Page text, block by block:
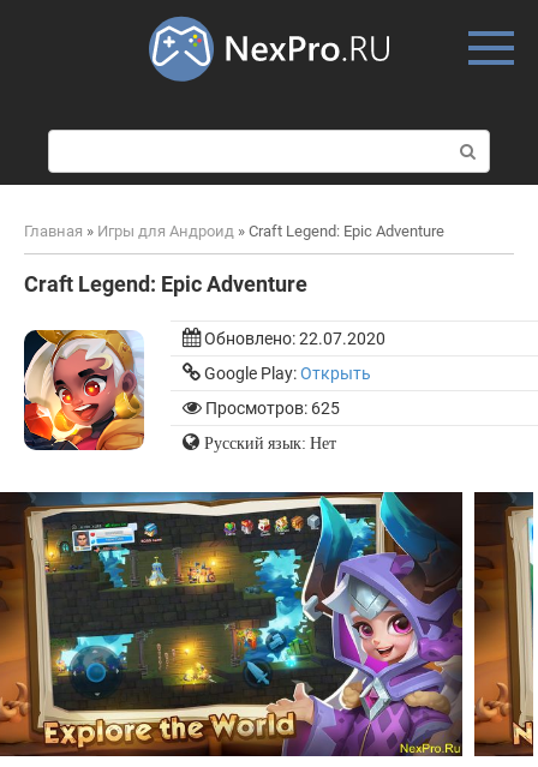
о
и
к
Главная » Игры для Андроид » Craft Legend: Epic Adventure
Craft Legend: Epic Adventure
Обновлено:22.07.2020
Google Play:Открыть
Просмотров: 625
Русский язык: Нет